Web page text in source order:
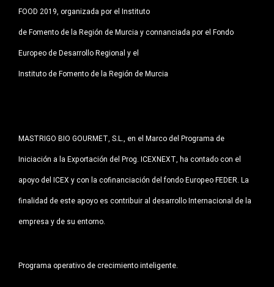
FOOD 2019, organizada por el Instituto
de Fomento de la Región de Murcia y connanciada por el Fondo
Europeo de Desarrollo Regional y el
Instituto de Fomento de la Región de Murcia
MASTRIGO BIO GOURMET, S.L., en el Marco del Programa de
Iniciación a la Exportación del Prog. ICEXNEXT, ha contado con el
apoyo del ICEX y con la cofinanciación del fondo Europeo FEDER. La
finalidad de este apoyo es contribuir al desarrollo Internacional de la
empresa y de su entorno.
Programa operativo de crecimiento inteligente.